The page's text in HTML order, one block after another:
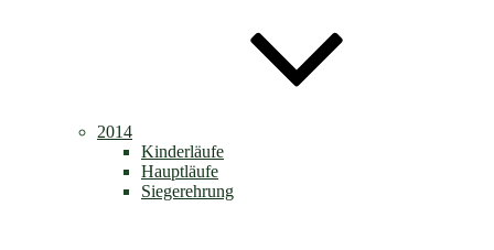
2014
Kinderläufe
Hauptläufe
Siegerehrung